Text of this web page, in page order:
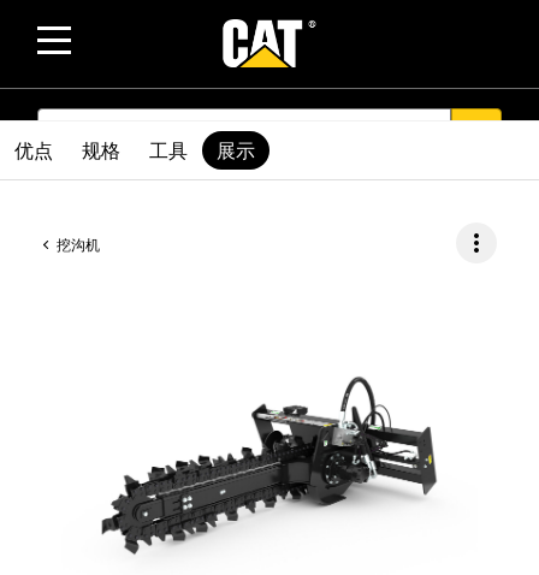
SEARCH
挖沟机 more_vert
优点 规格 工具 展示